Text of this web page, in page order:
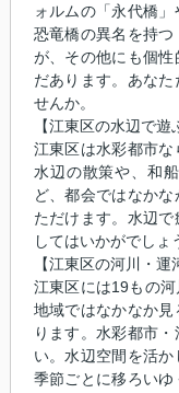
ォルムの「永代橋」
恐竜橋の異名を持
が、その他にも個
だあります。あな
せんか。
【江東区の水辺で遊
江東区は水彩都市な
水辺の散策や、和
ど、都会ではなか
ただけます。水辺
してはいかがでしょ
【江東区の河川・運
江東区には19もの
地域ではなかなか
ります。水彩都市
い。水辺空間を活か
季節ごとに移ろい